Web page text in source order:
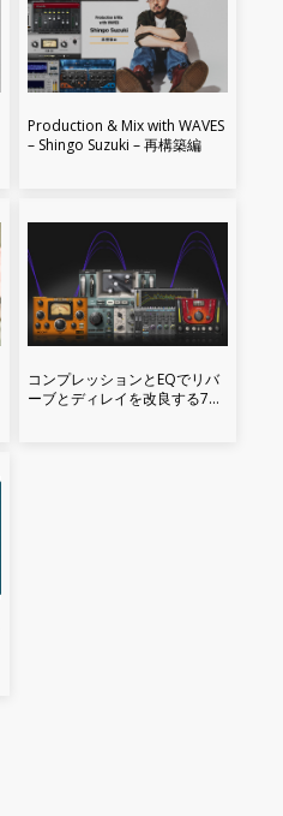
Production & Mix with WAVES
– Shingo Suzuki – 再構築編
コンプレッションとEQでリバ
ーブとディレイを改良する7つ